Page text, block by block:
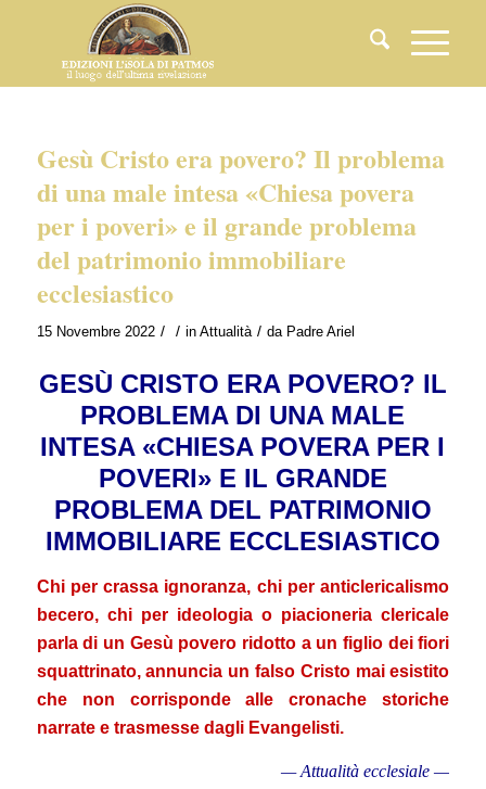
Gesù Cristo era povero? Il problema
di una male intesa «Chiesa povera
per i poveri» e il grande problema
del patrimonio immobiliare
ecclesiastico
15 Novembre 2022 / / in Attualità / da Padre Ariel
GESÙ CRISTO ERA POVERO? IL
PROBLEMA DI UNA MALE
INTESA «CHIESA POVERA PER I
POVERI» E IL GRANDE
PROBLEMA DEL PATRIMONIO
IMMOBILIARE ECCLESIASTICO
Chi per crassa ignoranza, chi per anticlericalismo
becero, chi per ideologia o piacioneria clericale
parla di un Gesù povero ridotto a un figlio dei fiori
squattrinato, annuncia un falso Cristo mai esistito
che non corrisponde alle cronache storiche
narrate e trasmesse dagli Evangelisti.
— Attualità ecclesiale —